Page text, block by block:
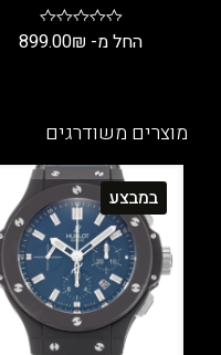
החל מ- 899.00₪
יש
סוגים.
ניתן
לבחור
את
האפשרויות
בעמוד
המוצר
מוצרים משודרגים
במבצע